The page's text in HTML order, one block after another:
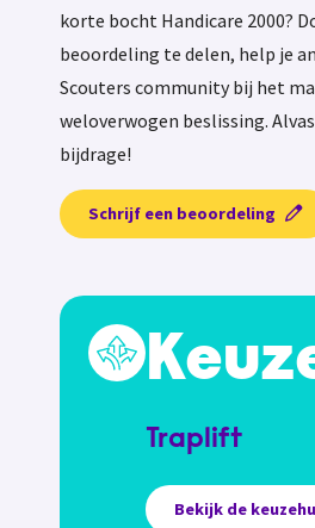
korte bocht Handicare 2000?
beoordeling te delen, help je
Scouters community bij het
weloverwogen beslissing.
bijdrage!
Schrijf een beoordeling
Traplift
Bekijk de